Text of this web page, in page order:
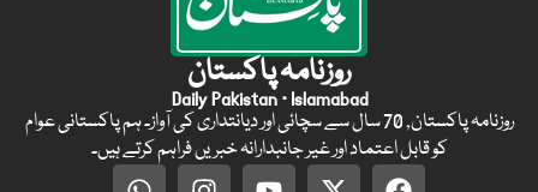
روزنامہ پاکستان
Daily Pakistan · Islamabad
روزنامہ پاکستان, 70 سال سے سچائی اور دیانتداری کی آواز۔ ہم پاکستانی عوام
کو قابل اعتماد اور غیر جانبدارانہ خبریں فراہم کرتے ہیں۔